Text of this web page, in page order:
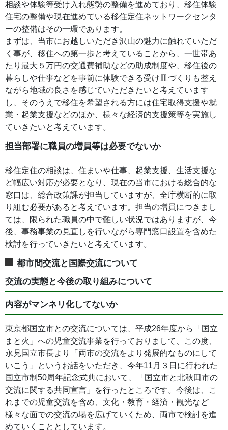
相談や体験等受け入れ態勢の整備を進めており、移住体験
住宅の整備や現在進めている移住定住ネットワークセンタ
ーの整備はその一環であります。
まずは、当市にお越しいただき沢山の魅力に触れていただ
く事が、移住への第一歩と考えていることから、一世帯あ
たり最大５万円の交通費補助などの助成制度や、移住後の
暮らしや仕事などを事前に体験できる受け皿づくりも整え
ながら地域の良さを感じていただきたいと考えています
し、そのうえで移住を希望される方には住宅取得支援や就
業・起業支援などのほか、様々な経済的支援策等を実施し
ていきたいと考えています。
担当部署に職員の増員等は必要でないか
移住定住の相談は、住まいや仕事、起業支援、生活支援な
ど幅広い対応が必要となり、現在の当市における総合的な
窓口は、総合政策課が担当していますが、全庁横断的に取
り組む必要があると考えています。担当の増員につきまし
ては、限られた職員の中で難しい状況ではありますが、今
後、事務事業の見直しを行いながら専門窓口設置を含めた
検討を行っていきたいと考えています。
都市間交流と国際交流について
交流の実態と今後の取り組みについて
内容がマンネリ化してないか
東京都国立市との交流については、平成26年度から「国立
まと火」への児童交流事業を行っておりまして、この度、
永見国立市長より「両市の交流をより発展的なものにして
いこう」というお話をいただき、今年11月３日に行われた
国立市制50周年記念式典において、「国立市と北秋田市の
交流に関する共同宣言」を行ったところです。今後は、こ
れまでの児童交流を含め、文化・教育・経済・観光など
様々な面での交流の場を広げていくため、両市で検討を進
めていくこととしています。